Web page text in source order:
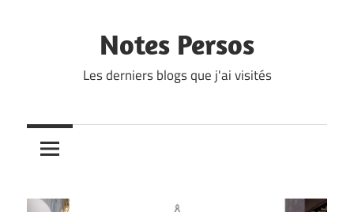
Notes Persos
Les derniers blogs que j'ai visités